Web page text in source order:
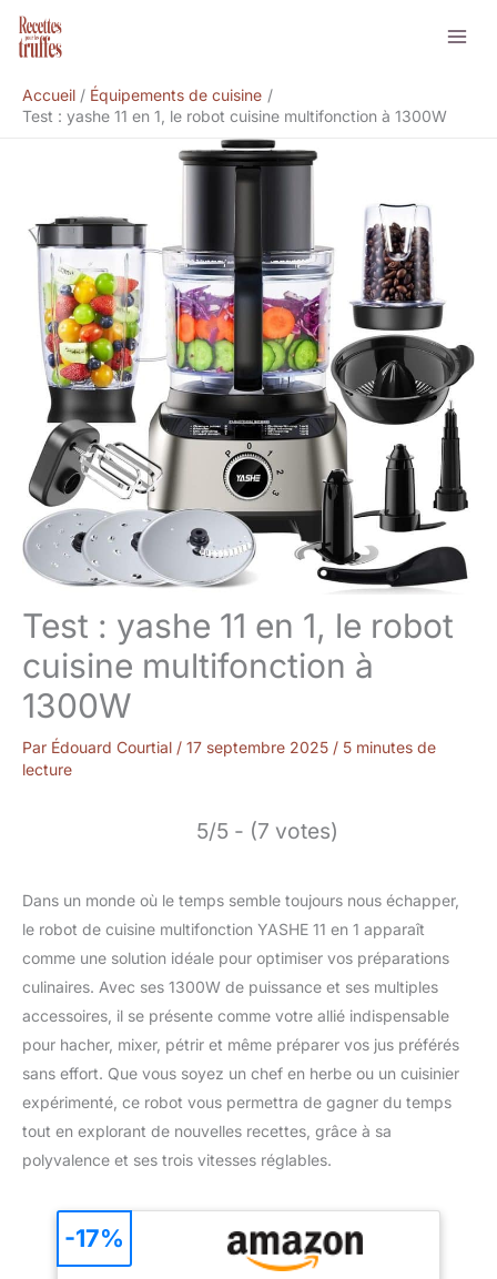
Aller
Accueil
Équipements de cuisine
Test : yashe 11 en 1, le robot cuisine multifonction à 1300W
Test : yashe 11 en 1, le robot
cuisine multifonction à
1300W
Par Édouard Courtial / 17 septembre 2025 / 5 minutes de
lecture
5/5 - (7 votes)
Dans un monde où le temps semble toujours nous échapper,
le robot de cuisine multifonction YASHE 11 en 1 apparaît
comme une solution idéale pour optimiser vos préparations
culinaires. Avec ses 1300W de puissance et ses multiples
accessoires, il se présente comme votre allié indispensable
pour hacher, mixer, pétrir et même préparer vos jus préférés
sans effort. Que vous soyez un chef en herbe ou un cuisinier
expérimenté, ce robot vous permettra de gagner du temps
tout en explorant de nouvelles recettes, grâce à sa
polyvalence et ses trois vitesses réglables.
-17%
Rechercher